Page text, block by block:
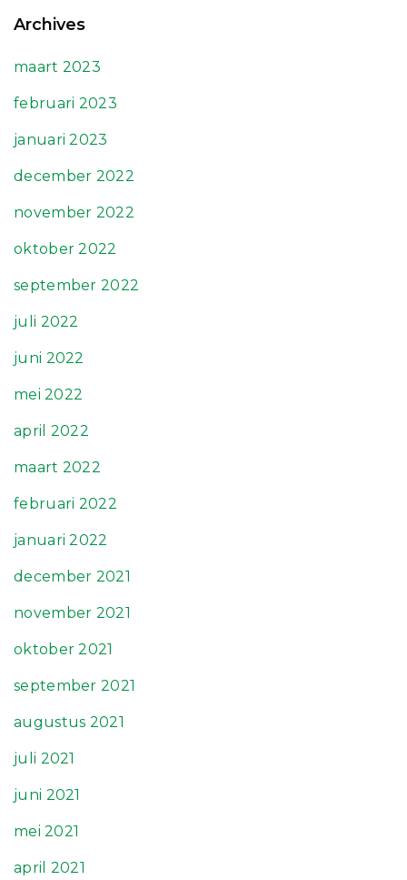
Archives
maart 2023
februari 2023
januari 2023
december 2022
november 2022
oktober 2022
september 2022
juli 2022
juni 2022
mei 2022
april 2022
maart 2022
februari 2022
januari 2022
december 2021
november 2021
oktober 2021
september 2021
augustus 2021
juli 2021
juni 2021
mei 2021
april 2021